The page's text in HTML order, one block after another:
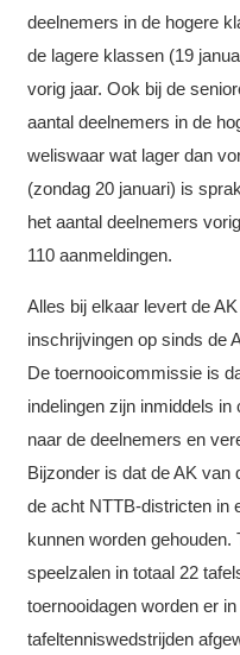
deelnemers in de hogere
de lagere klassen (19
vorig jaar. Ook bij de
aantal deelnemers in de
weliswaar wat lager dan
(zondag 20 januari) is
het aantal deelnemers
110 aanmeldingen.
Alles bij elkaar levert de
inschrijvingen op sinds de
De toernooicommissie is
indelingen zijn inmiddels
naar de deelnemers en
Bijzonder is dat de AK van
de acht NTTB-districten in
kunnen worden
speelzalen in totaal 22
toernooidagen worden er in
tafeltenniswedstrijden